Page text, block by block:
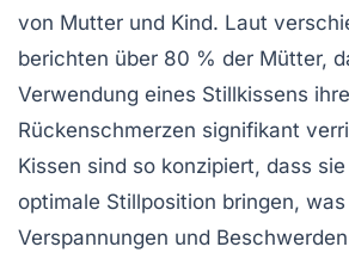
von Mutter und Kind. Laut
berichten über 80 % der Mütter,
Verwendung eines Stillkissens ihre
Rückenschmerzen signifikant
Kissen sind so konzipiert, dass
optimale Stillposition bringen,
Verspannungen und